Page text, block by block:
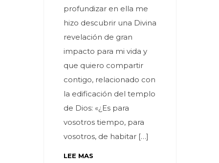
profundizar en ella me
hizo descubrir una Divina
revelación de gran
impacto para mi vida y
que quiero compartir
contigo, relacionado con
la edificación del templo
de Dios: «¿Es para
vosotros tiempo, para
vosotros, de habitar […]
LEE MAS